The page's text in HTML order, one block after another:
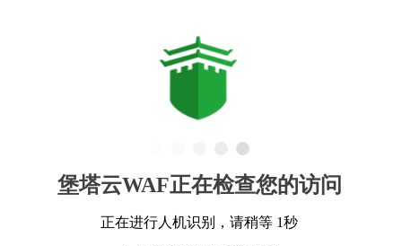
堡塔云WAF正在检查您的访问
正在进行人机识别，请稍等 1秒